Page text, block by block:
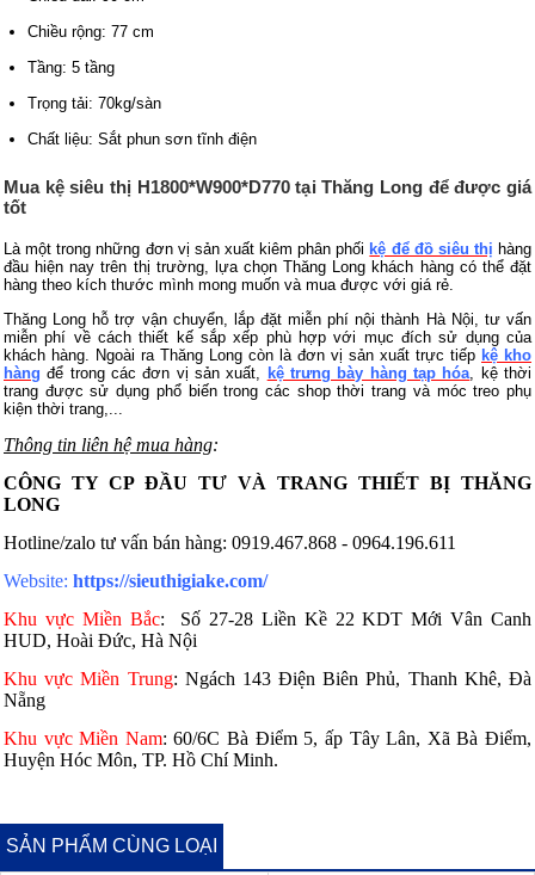
Chiều rộng: 77 cm
Tầng: 5 tầng
Trọng tải: 70kg/sàn
Chất liệu: Sắt phun sơn tĩnh điện
Mua kệ siêu thị H1800*W900*D770 tại Thăng Long để được giá
tốt
Là một trong những đơn vị sản xuất kiêm phân phối kệ để đồ siêu thị hàng
đầu hiện nay trên thị trường, lựa chọn Thăng Long khách hàng có thể đặt
hàng theo kích thước mình mong muốn và mua được với giá rẻ.
Thăng Long hỗ trợ vận chuyển, lắp đặt miễn phí nội thành Hà Nội, tư vấn
miễn phí về cách thiết kế sắp xếp phù hợp với mục đích sử dụng của
khách hàng. Ngoài ra Thăng Long còn là đơn vị sản xuất trực tiếp kệ kho
hàng để trong các đơn vị sản xuất, kệ trưng bày hàng tạp hóa
kệ thời
trang được sử dụng phổ biến trong các shop thời trang và móc treo phụ
kiện thời trang,...
Thông tin liên hệ mua hàng:
CÔNG TY CP ĐẦU TƯ VÀ TRANG THIẾT BỊ THĂNG
LONG
Hotline/zalo tư vấn bán hàng: 0919.467.868 - 0964.196.611
Website: https://sieuthigiake.com/
Khu vực Miền Bắc:
Số 27-28 Liền Kề 22 KDT Mới Vân Canh
HUD, Hoài Đức, Hà Nội
Khu vực Miền Trung: Ngách 143 Điện Biên Phủ, Thanh Khê, Đà
Nẵng
Khu vực Miền Nam:60/6C Bà Điểm 5, ấp Tây Lân, Xã Bà Điểm,
Huyện Hóc Môn, TP. Hồ Chí Minh.
SẢN PHẨM CÙNG LOẠI